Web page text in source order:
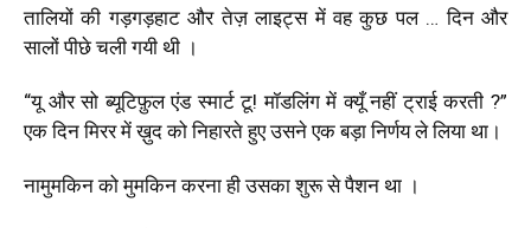
तालियों की गड़गड़हाट और तेज़ लाइट्स में वह कुछ पल … दिन और
सालों पीछे चली गयी थी ।
“यू और सो ब्यूटिफ़ुल एंड स्मार्ट टू! मॉडलिंग में क्यूँ नहीं ट्राई करती ?”
एक दिन मिरर में ख़ुद को निहारते हुए उसने एक बड़ा निर्णय ले लिया था।
नामुमकिन को मुमकिन करना ही उसका शुरू से पैशन था ।